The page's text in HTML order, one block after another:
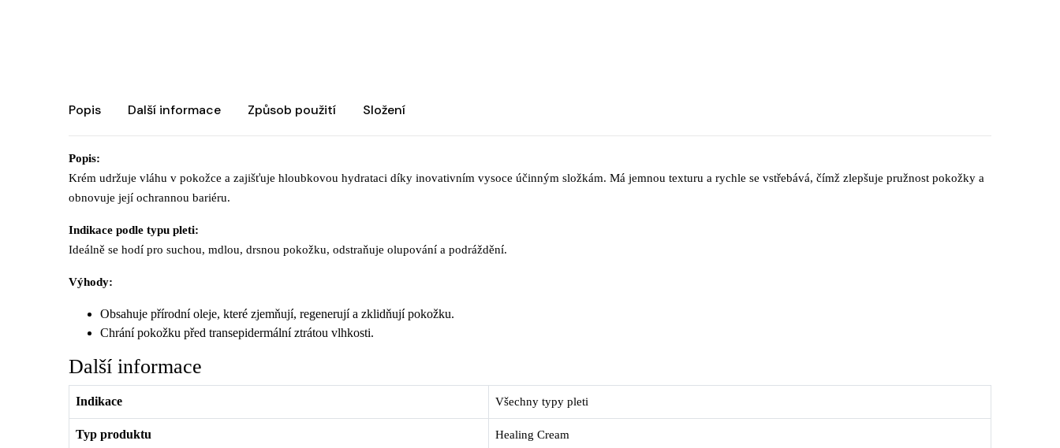
Popis Další informace Způsob použití Složení
Popis:
Krém udržuje vláhu v pokožce a zajišťuje hloubkovou hydrataci díky inovativním vysoce účinným složkám. Má jemnou texturu a rychle se vstřebává, čímž zlepšuje pružnost pokožky a
obnovuje její ochrannou bariéru.
Indikace podle typu pleti:
Ideálně se hodí pro suchou, mdlou, drsnou pokožku, odstraňuje olupování a podráždění.
Výhody:
Obsahuje přírodní oleje, které zjemňují, regenerují a zklidňují pokožku.
Chrání pokožku před transepidermální ztrátou vlhkosti.
Další informace
Indikace Všechny typy pleti
Typ produktu Healing Cream